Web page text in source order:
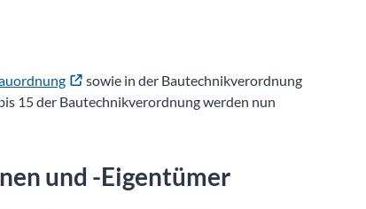
sowie in der Bautechnikverordnung
15 der Bautechnikverordnung werden nun
und -Eigentümer